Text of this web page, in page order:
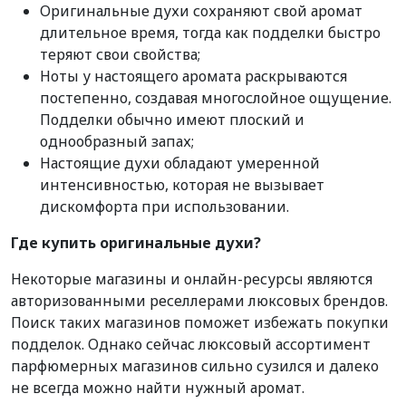
Оригинальные духи сохраняют свой аромат
длительное время, тогда как подделки быстро
теряют свои свойства;
Ноты у настоящего аромата раскрываются
постепенно, создавая многослойное ощущение.
Подделки обычно имеют плоский и
однообразный запах;
Настоящие духи обладают умеренной
интенсивностью, которая не вызывает
дискомфорта при использовании.
Где купить оригинальные духи?
Некоторые магазины и онлайн-ресурсы являются
авторизованными реселлерами люксовых брендов.
Поиск таких магазинов поможет избежать покупки
подделок. Однако сейчас люксовый ассортимент
парфюмерных магазинов сильно сузился и далеко
не всегда можно найти нужный аромат.